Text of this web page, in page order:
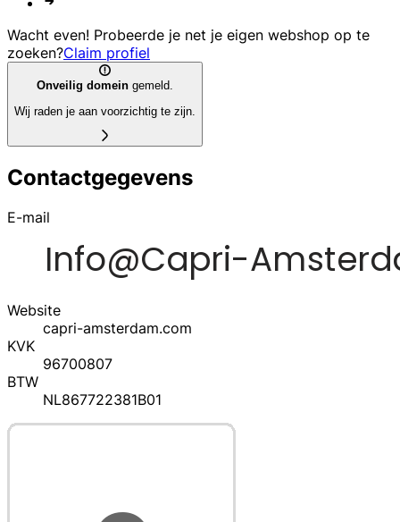
Wacht even! Probeerde je net je eigen webshop op te
zoeken?Claim profiel
Onveilig domein gemeld.
Wij raden je aan voorzichtig te zijn.
Contactgegevens
E-mail
Website
capri-amsterdam.com
KVK
96700807
BTW
NL867722381B01